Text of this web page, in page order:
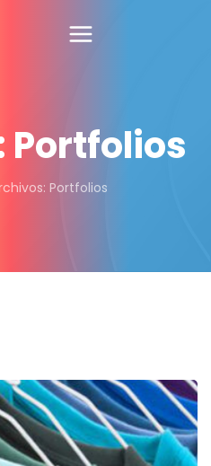
Portfolios
Portfolios